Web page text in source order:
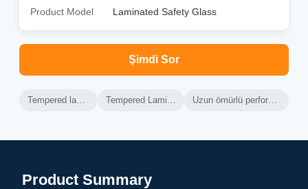
Product Model
Laminated Safety Glass
Şimdi Sor
Tempered laminated güvenlik camı Tempered Laminated Güvenlik Bölmeler Uzun ömürlü performanslı laminatlı güvenlik camı
Product Summary